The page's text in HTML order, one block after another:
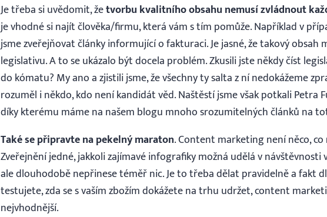
Je třeba si uvědomit, žetvorbu kvalitního obsahu nemusí zvládnout
je vhodné si najít člověka/firmu, která vám s tím pomůže. Například v
jsme zveřejňovat články informující o fakturaci. Je jasné, že takový obsah
legislativu. A to se ukázalo být docela problém. Zkusili jste někdy číst
do kómatu? My ano a zjistili jsme, že všechny ty salta z ní nedokážeme
rozuměl i někdo, kdo není kandidát věd. Naštěstí jsme však potkali Petra
díky kterému máme na našem blogu mnoho srozumitelných článků na
Také se připravte na pekelný maraton. Content marketing není něco,
Zveřejnění jedné, jakkoli zajímavé infografiky možná udělá v návštěvnosti
ale dlouhodobě nepřinese téměř nic. Je to třeba dělat pravidelně a fakt
testujete, zda se s vaším zbožím dokážete na trhu udržet, content
nejvhodnější.